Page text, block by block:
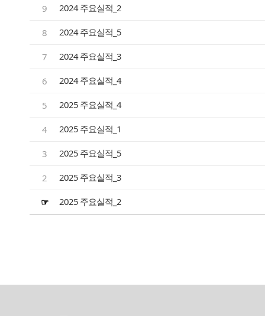
9 2024 주요실적_2
8 2024 주요실적_5
7 2024 주요실적_3
6 2024 주요실적_4
5 2025 주요실적_4
4 2025 주요실적_1
3 2025 주요실적_5
2 2025 주요실적_3
☞ 2025 주요실적_2